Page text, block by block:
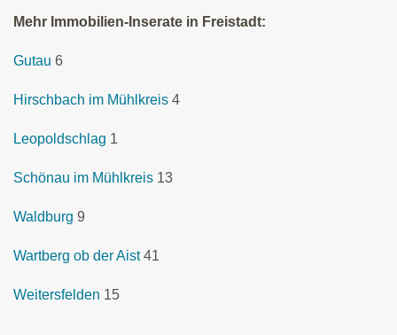
Mehr Immobilien-Inserate in Freistadt:
Gutau 6
Hirschbach im Mühlkreis 4
Leopoldschlag 1
Schönau im Mühlkreis 13
Waldburg 9
Wartberg ob der Aist 41
Weitersfelden 15